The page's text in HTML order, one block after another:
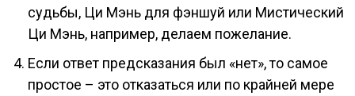
судьбы, Ци Мэнь для фэншуй или Мистический
Ци Мэнь, например, делаем пожелание.
Если ответ предсказания был «нет», то самое
простое – это отказаться или по крайней мере